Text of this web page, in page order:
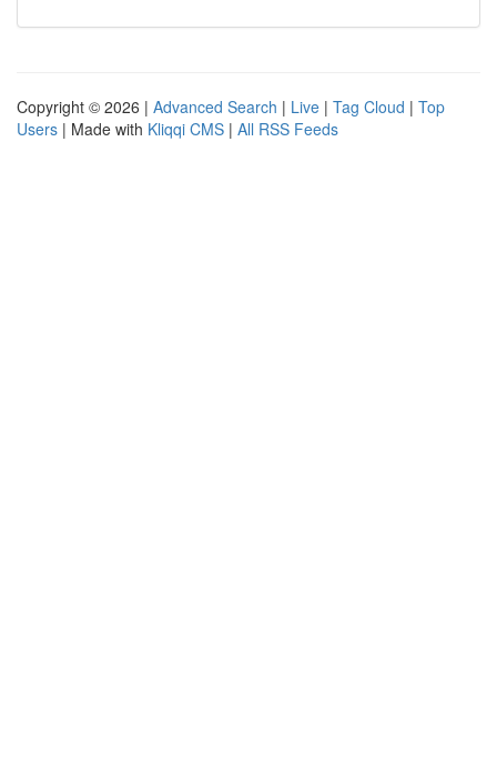
Copyright © 2026 | Advanced Search | Live | Tag Cloud | Top
Users | Made with Kliqqi CMS | All RSS Feeds